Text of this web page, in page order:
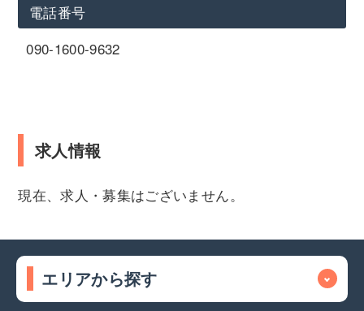
電話番号
090-1600-9632
求人情報
現在、求人・募集はございません。
エリアから探す